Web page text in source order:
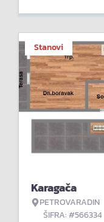
Stanovi
Karagača
PETROVARADIN
ŠIFRA: #566334